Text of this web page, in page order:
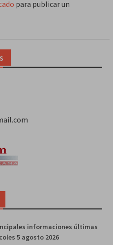
para publicar un
informaciones últimas
5 agosto 2026